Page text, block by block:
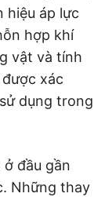
hiệu áp lực
hợp khí
vật và tính
xác
dụng trong
đầu gần
Những thay